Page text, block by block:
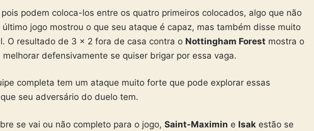
podem coloca-los entre os quatro primeiros colocados, algo que não
jogo mostrou o que seu ataque é capaz, mas também disse muito
O resultado de 3 x 2 fora de casa contra o Nottingham Forest mostra o
defensivamente se quiser brigar por essa vaga.
completa tem um ataque muito forte que pode explorar essas
seu adversário do duelo tem.
se vai ou não completo para o jogo, Saint-Maximin e Isak estão se